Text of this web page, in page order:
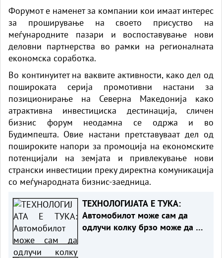
Форумот е наменет за компании кои имаат интерес
за проширување на своето присуство на
меѓународните пазари и воспоставување нови
деловни партнерства во рамки на регионалната
економска соработка.
Во континуитет на ваквите активности, како дел од
пошироката серија промотивни настани за
позиционирање на Северна Македонија како
атрактивна инвестициска дестинација, сличен
бизнис форум неодамна се одржа и во
Будимпешта. Овие настани претставуваат дел од
пошироките напори за промоција на економските
потенцијали на земјата и привлекување нови
странски инвестиции преку директна комуникација
со меѓународната бизнис-заедница.
ТЕХНОЛОГИЈАТА Е ТУКА:
Автомобилот може сам да
одлучи колку брзо може да се